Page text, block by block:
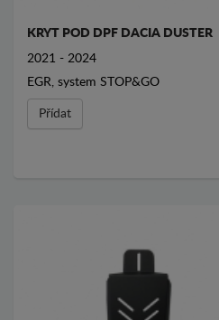
KRYT POD DPF DACIA DUSTER
2021 - 2024
EGR, system STOP&GO
Přídat